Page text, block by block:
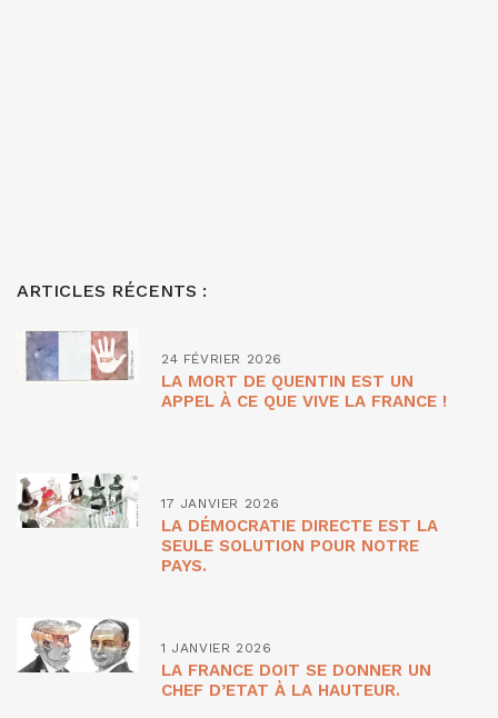
ARTICLES RÉCENTS :
24 FÉVRIER 2026
LA MORT DE QUENTIN EST UN
APPEL À CE QUE VIVE LA FRANCE !
17 JANVIER 2026
LA DÉMOCRATIE DIRECTE EST LA
SEULE SOLUTION POUR NOTRE
PAYS.
1 JANVIER 2026
LA FRANCE DOIT SE DONNER UN
CHEF D’ETAT À LA HAUTEUR.